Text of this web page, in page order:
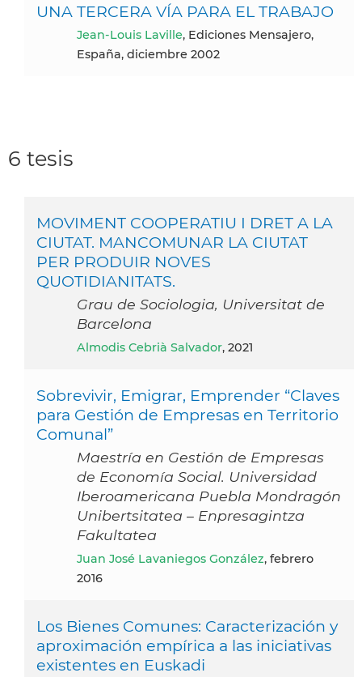
UNA TERCERA VÍA PARA EL TRABAJO
Jean-Louis Laville, Ediciones Mensajero,
España, diciembre 2002
6 tesis
MOVIMENT COOPERATIU I DRET A LA
CIUTAT. MANCOMUNAR LA CIUTAT
PER PRODUIR NOVES
QUOTIDIANITATS.
Grau de Sociologia, Universitat de
Barcelona
Almodis Cebrià Salvador, 2021
Sobrevivir, Emigrar, Emprender “Claves
para Gestión de Empresas en Territorio
Comunal”
Maestría en Gestión de Empresas
de Economía Social. Universidad
Iberoamericana Puebla Mondragón
Unibertsitatea – Enpresagintza
Fakultatea
Juan José Lavaniegos González, febrero
2016
Los Bienes Comunes: Caracterización y
aproximación empírica a las iniciativas
existentes en Euskadi